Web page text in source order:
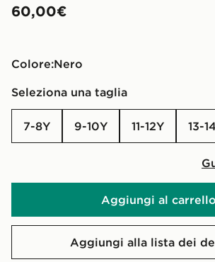
60,00€
Colore:
nero
Seleziona una taglia
7-8Y 9-10Y 11-12Y 13-
Aggiungi al carrello
Aggiungi alla lista dei